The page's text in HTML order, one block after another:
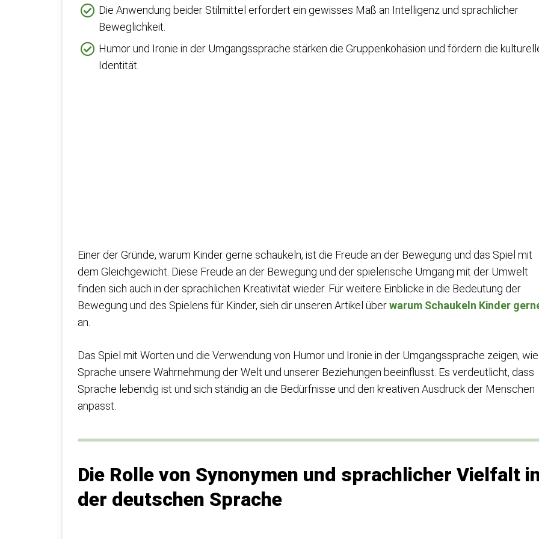
Die Anwendung beider Stilmittel erfordert ein gewisses Maß an Intelligenz und sprachlicher
Beweglichkeit.
Humor und Ironie in der Umgangssprache stärken die Gruppenkohäsion und fördern die
Identität.
Einer der Gründe, warum Kinder gerne schaukeln, ist die Freude an der Bewegung und das Spiel mit
dem Gleichgewicht. Diese Freude an der Bewegung und der spielerische Umgang mit der Umwelt
finden sich auch in der sprachlichen Kreativität wieder. Für weitere Einblicke in die Bedeutung der
Bewegung und des Spielens für Kinder, sieh dir unseren Artikel überwarum Schaukeln Kinder
an.
Das Spiel mit Worten und die Verwendung von Humor und Ironie in der Umgangssprache zeigen, wie
Sprache unsere Wahrnehmung der Welt und unserer Beziehungen beeinflusst. Es verdeutlicht, dass
Sprache lebendig ist und sich ständig an die Bedürfnisse und den kreativen Ausdruck der Menschen
anpasst.
Die Rolle von Synonymen und sprachlicher Vielfalt
der deutschen Sprache